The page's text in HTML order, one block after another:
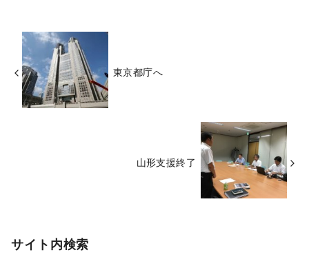
東京都庁へ
山形支援終了
サイト内検索